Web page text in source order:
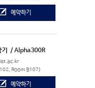
예약하기
/ Alpha300R
Room B107)
예약하기